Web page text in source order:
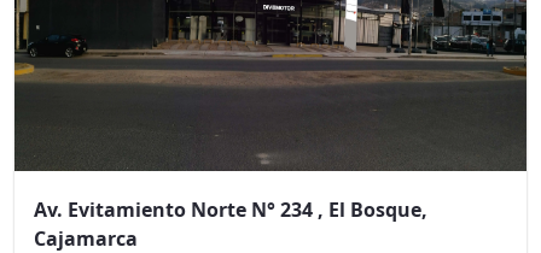
Av. Evitamiento Norte N° 234 , El Bosque,
Cajamarca